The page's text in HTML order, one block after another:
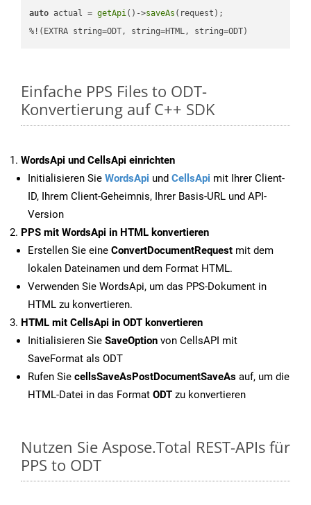
auto actual = getApi()->saveAs (request);
%!(EXTRA string=ODT, string=HTML, string=ODT)
Einfache PPS Files to ODT-
Konvertierung auf C++ SDK
WordsApi und CellsApi einrichten
Initialisieren Sie WordsApi und CellsApi mit Ihrer Client-
ID, Ihrem Client-Geheimnis, Ihrer Basis-URL und API-
Version
PPS mit WordsApi in HTML konvertieren
Erstellen Sie eine ConvertDocumentRequest mit dem
lokalen Dateinamen und dem Format HTML.
Verwenden Sie WordsApi, um das PPS-Dokument in
HTML zu konvertieren.
HTML mit CellsApi in ODT konvertieren
Initialisieren Sie SaveOption von CellsAPI mit
SaveFormat als ODT
Rufen Sie cellsSaveAsPostDocumentSaveAs auf, um die
HTML-Datei in das Format ODT zu konvertieren
Nutzen Sie Aspose.Total REST-APIs für
PPS to ODT